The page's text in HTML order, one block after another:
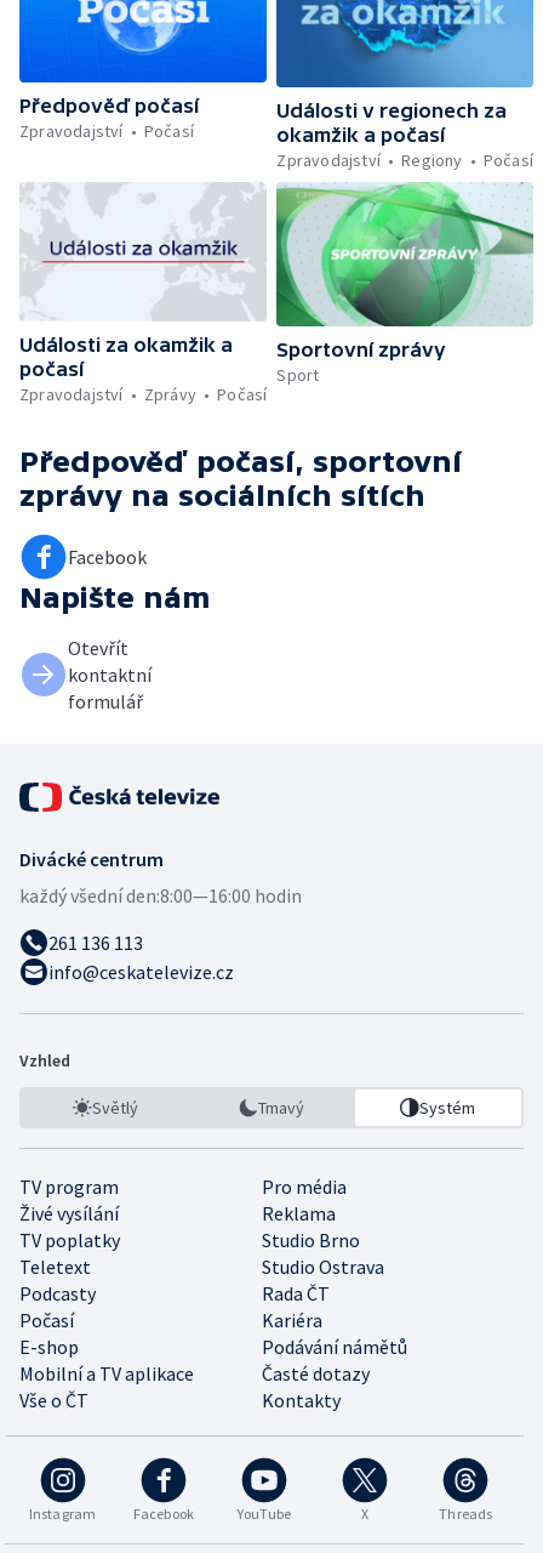
Předpověď počasí
Zpravodajství
Počasí
Události v regionech za
okamžik a počasí
Zpravodajství
Regiony Počasí
Události za okamžik a
počasí
Zpravodajství
Zprávy Počasí
Sportovní zprávy
Sport
Předpověď počasí, sportovní
zprávy na sociálních sítích
Facebook
Napište nám
Otevřít
kontaktní
formulář
Divácké centrum
každý všední den:8:00—16:00 hodin
261 136 113
info@ceskatelevize.cz
Vzhled
Světlý Tmavý Systém
TV program
Pro média
Živé vysílání
Reklama
TV poplatky
Studio Brno
Teletext
Studio Ostrava
Podcasty
Rada ČT
Počasí
Kariéra
E-shop
Podávání námětů
Mobilní a TV aplikace
Časté dotazy
Vše o ČT
Kontakty
Instagram Facebook YouTube X Threads